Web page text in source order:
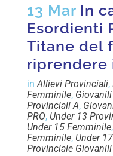
13 Mar In
Esordienti
Titane del
riprendere
inAllievi Provinciali,
Femminile,
Provinciali A,
PRO, Under 13
Under 15 Femminile,
Femminile, Under
Provinciale Giovanili